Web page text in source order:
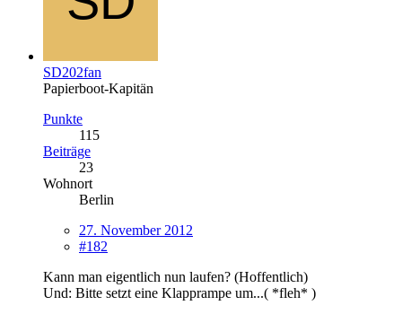
SD202fan
Papierboot-Kapitän
Punkte
115
Beiträge
23
Wohnort
Berlin
27. November 2012
#182
Kann man eigentlich nun laufen? (Hoffentlich)
Und: Bitte setzt eine Klapprampe um...( *fleh* )